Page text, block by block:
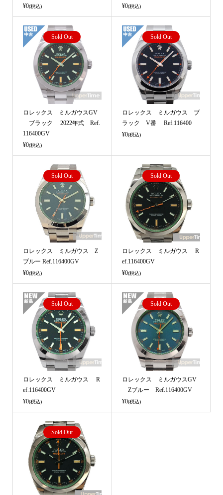
¥0(税込)
¥0(税込)
Sold Out
ロレックス ミルガウスGV
ブラック 2022年式 Ref.
116400GV
¥0(税込)
Sold Out
ロレックス ミルガウス ブ
ラック V番 Ref.116400
¥0(税込)
Sold Out
ロレックス ミルガウス Z
ブルー Ref.116400GV
¥0(税込)
Sold Out
ロレックス ミルガウス R
ef.116400GV
¥0(税込)
Sold Out
ロレックス ミルガウス R
ef.116400GV
¥0(税込)
Sold Out
ロレックス ミルガウスGV
Zブルー Ref.116400GV
¥0(税込)
Sold Out